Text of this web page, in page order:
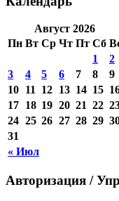
Август 2026
Пн Вт Ср Чт Пт Сб
« Июл
1
2
3
4 5 6 7 8
9
10 11 12 13 14 15
17 18 19 20 21 22
24 25 26 27 28 29
31
Авторизация /